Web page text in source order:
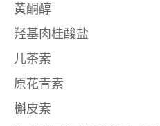
黄酮醇
羟基肉桂酸盐
儿茶素
原花青素
槲皮素